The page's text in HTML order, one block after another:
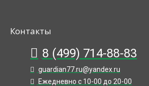
Контакты
8 (499) 714-88-83
guardian77.ru@yandex.ru
Ежедневно с 10-00 до 20-00